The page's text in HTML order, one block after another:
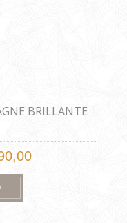
BRILLANTE